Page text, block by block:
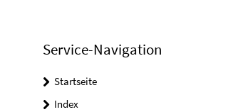
Service-Navigation
Startseite
Index